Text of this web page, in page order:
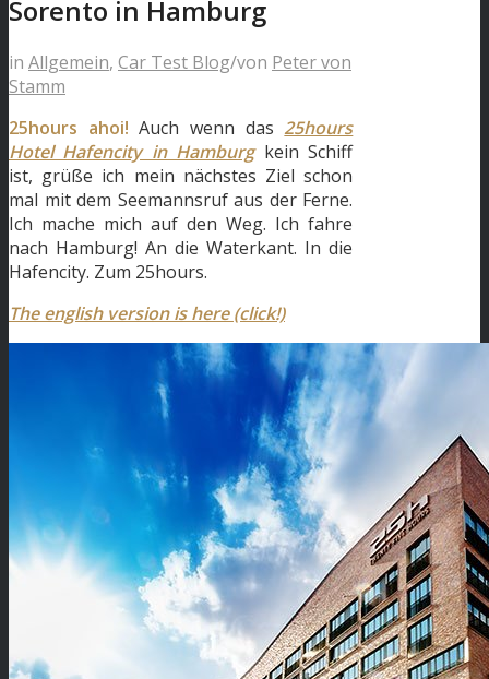
Sorento in Hamburg
in Allgemein, Car Test Blog/von Peter von
Stamm
25hours ahoi! Auch wenn das25hours
Hotel Hafencity in Hamburgkein Schiff
ist, grüße ich mein nächstes Ziel schon
mal mit dem Seemannsruf aus der Ferne.
Ich mache mich auf den Weg. Ich fahre
nach Hamburg! An die Waterkant. In die
Hafencity. Zum 25hours.
The english version is here (click!)